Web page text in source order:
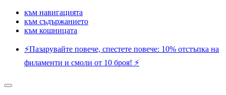
към навигацията
към съдържанието
към кошницата
⚡️Пазарувайте повече, спестете повече: 10% отстъпка на
филаменти и смоли от 10 броя! ⚡️